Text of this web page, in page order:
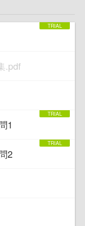
.pdf
1
2